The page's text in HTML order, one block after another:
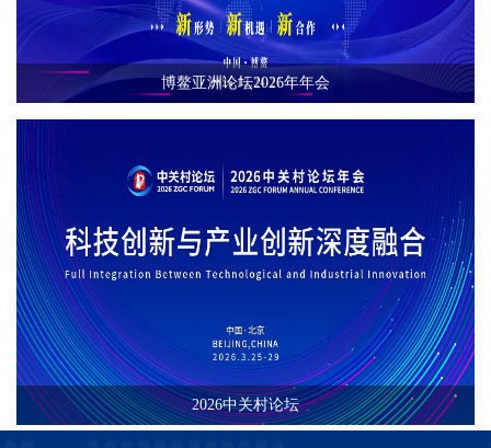
博鳌亚洲论坛2026年年会
2026中关村论坛